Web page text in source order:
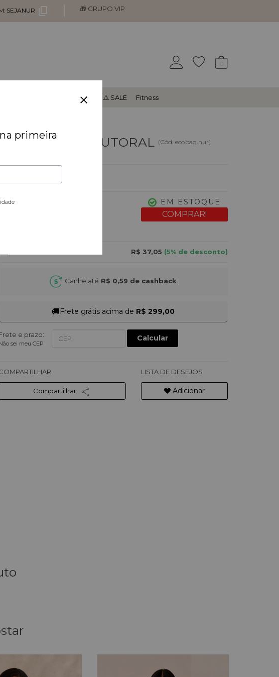
SEJANUR 🎁 GRUPO VIP
0
Acessórios ⚠️ SALE Fitness
ECOBAG NUR AUTORAL (Cód. ecobag.nur)
39,00 EM ESTOQUE
R$ 37,05 (5% de desconto)
Ganhe até R$ 0,59 de cashback
🚚Frete grátis acima de R$ 299,00
e prazo:
sei meu CEP
Calcular
Compartilhar
LISTA DE DESEJOS
Adicionar
na primeira